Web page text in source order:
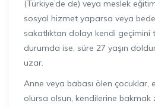
(Türkiye’de de) veya meslek
sosyal hizmet yaparsa veya
sakatlıktan dolayı kendi
durumda ise, süre 27 yaşın
uzar.
Anne veya babası ölen çocuklar,
olursa olsun, kendilerine